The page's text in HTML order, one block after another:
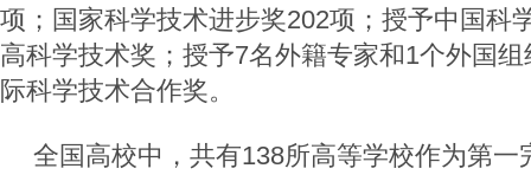
项；国家科学技术进步奖202项；授予中国科
高科学技术奖；授予7名外籍专家和1个外国
际科学技术合作奖。
全国高校中，共有138所高等学校作为第一